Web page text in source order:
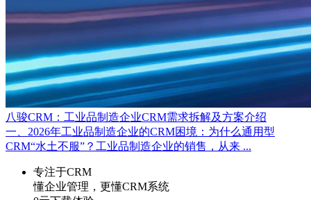
八骏CRM：工业品制造企业CRM需求拆解及方案介绍
一、2026年工业品制造企业的CRM困境：为什么通用型
CRM“水土不服”？工业品制造企业的销售，从来 ...
专注于CRM
懂企业管理，更懂CRM系统